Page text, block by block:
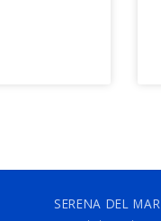
SERENA DEL MAR